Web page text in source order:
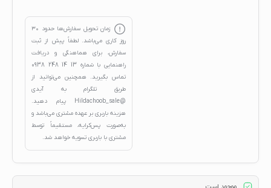
زمان تحویل سفارش‌ها حدود ۳۰
روز کاریمی‌باشد. لطفاً پیش از ثبت
سفارش، برای هماهنگی و دریافت
راهنمایی با شماره 13 14 248 0938
تماس بگیرید. همچنین می‌توانید از
طریق تلگرام به آیدی
@Hildachoob_sale
پیام دهید.
هزینه باربری بر عهده مشتری می‌باشد و
به‌صورت پس‌کرایه، مستقیماً توسط
مشتری با باربری تسویه خواهد شد.